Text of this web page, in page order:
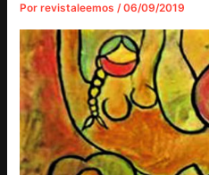
Porrevistaleemos/06/09/2019